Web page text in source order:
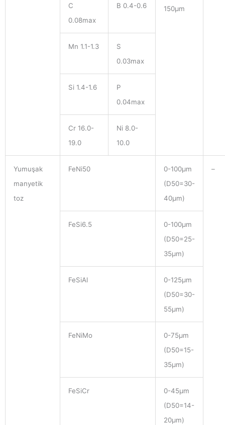
150μm
C
0.08max
B 0.4-0.6
Mn 1.1-1.3
S
0.03max
Si 1.4-1.6
P
0.04max
Cr 16.0-
19.0
Ni 8.0-
10.0
Yumuşak
manyetik
toz
FeNi50
0-100μm
(D50=30-
40μm)
–
FeSi6.5
0-100μm
(D50=25-
35μm)
FeSiAl
0-125μm
(D50=30-
55μm)
FeNiMo
0-75μm
(D50=15-
35μm)
FeSiCr
0-45μm
(D50=14-
20μm)